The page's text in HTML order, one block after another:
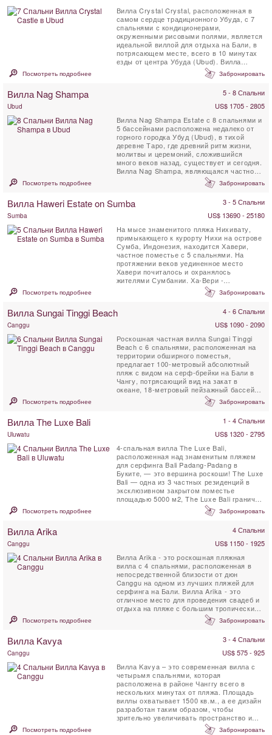
Вилла Crystal Crystal, расположенная в
самом сердце традиционного Убуда, с 7
спальнями с кондиционерами,
окруженными рисовыми полями, является
идеальной виллой для отдыха на Бали, в
потрясающем месте, всего в 10 минутах
езды от центра Убуда (Ubud). Вилла
Crystal Castle имеет большой ...
Посмотреть подробнее Забронировать
Вилла Nag Shampa 5 - 8 Спальни
Ubud
US$ 1705 - 2805
Вилла Nag Shampa Estate с 8 спальнями и
5 бассейнами расположена недалеко от
горного городка Убуд (Ubud), в тихой
деревне Таро, где древний ритм жизни,
молитвы и церемоний, сложившийся
много веков назад, существует и сегодня.
Вилла Nag Shampa, являющаяся частной
Посмотреть подробнее Забронировать
Вилла Haweri Estate on Sumba 3 - 5 Спальни
Sumba
US$ 13690 - 25180
На мысе знаменитого пляжа Нихивату,
примыкающего к курорту Нихи на острове
Сумба, Индонезия, находится Хавери,
частное поместье с 5 спальнями. На
протяжении веков уединенное место
Хавери почиталось и охранялось
жителями Сумбании. Ха-Вери -
Посмотреть подробнее Забронировать
Вилла Sungai Tinggi Beach 4 - 6 Спальни
Canggu
US$ 1090 - 2090
Роскошная частная вилла Sungai Tinggi
Beach с 6 спальнями, расположенная на
территории обширного поместья,
предлагает 100-метровый абсолютный
пляж с видом на серф-брейки на Бали в
Чангу, потрясающий вид на закат в
океане, 18-метровый пейзажный бассейн и
профессиональную команду ...
Посмотреть подробнее Забронировать
Вилла The Luxe Bali 1 - 4 Спальни
Uluwatu
US$ 1320 - 2795
4-спальная вилла The Luxe Bali,
расположенная над знаменитым пляжем
для серфинга Bali Padang-Padang в
Буките, — это вершина роскоши! The Luxe
Bali — одна из 3 частных резиденций в
эксклюзивном закрытом поместье
площадью 5000 м2, The Luxe Bali граничит
с 26 гектарами девственного леса. ...
Посмотреть подробнее Забронировать
Вилла Arika 4 Спальни
Canggu
US$ 1150 - 1925
Вилла Arika - это роскошная пляжная
вилла с 4 спальнями, расположенная в
непосредственной близости от дюн
Canggu на одном из лучших пляжей для
серфинга на Бали. Вилла Arika - это
отличное место для проведения свадеб и
отдыха на пляже с большим тропическим
Посмотреть подробнее Забронировать
Вилла Kavya 3 - 4 Спальни
Canggu
US$ 575 - 925
Вилла Kavya – это современная вилла с
четырьмя спальнями, которая
расположена в районе Чанггу всего в
нескольких минутах от пляжа. Площадь
виллы охватывает 1500 кв.м., а ее дизайн
разработан таким образом, чтобы
зрительно увеличивать пространство и
при этом обеспечивать ...
Посмотреть подробнее Забронировать